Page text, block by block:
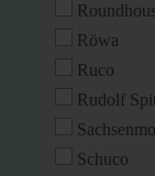
Röwa
Ruco
Rudolf
Schuco